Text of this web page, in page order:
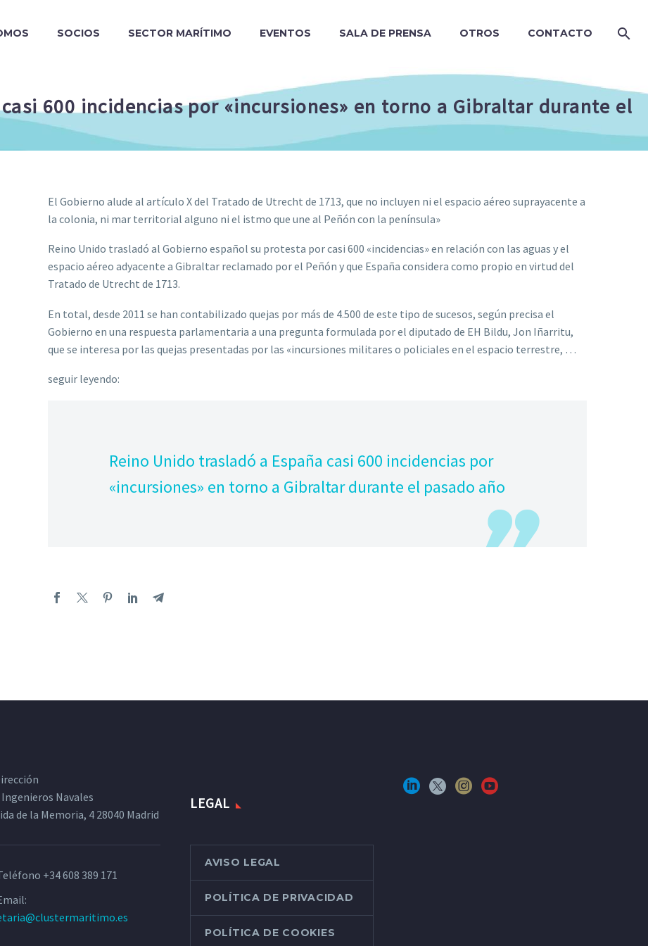
SOCIOS SECTOR MARÍTIMO EVENTOS SALA DE PRENSA OTROS CONTACTO
600 incidencias por «incursiones» en torno a Gibraltar durante el
El Gobierno alude al artículo X del Tratado de Utrecht de 1713, que no incluyen ni el espacio aéreo suprayacente a
la colonia, ni mar territorial alguno ni el istmo que une al Peñón con la península»
Reino Unido trasladó al Gobierno español su protesta por casi 600 «incidencias» en relación con las aguas y el
espacio aéreo adyacente a Gibraltar reclamado por el Peñón y que España considera como propio en virtud del
Tratado de Utrecht de 1713.
En total, desde 2011 se han contabilizado quejas por más de 4.500 de este tipo de sucesos, según precisa el
Gobierno en una respuesta parlamentaria a una pregunta formulada por el diputado de EH Bildu, Jon Iñarritu,
que se interesa por las quejas presentadas por las «incursiones militares o policiales en el espacio terrestre, …
seguir leyendo:
Reino Unido trasladó a España casi 600 incidencias por
«incursiones» en torno a Gibraltar durante el pasado año
Ingenieros Navales
de la Memoria, 4 28040 Madrid
+34 608 389 171
LEGAL
AVISO LEGAL
POLÍTICA DE PRIVACIDAD
POLÍTICA DE COOKIES